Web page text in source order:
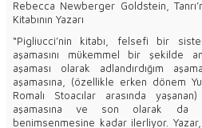
Rebecca Newberger Goldstein,
Kitabının Yazarı
“Pigliucci’nin kitabı, felsefi bir
aşamasını mükemmel bir şekilde
aşaması olarak adlandırdığım
aşamasına, (özellikle erken dönem
Romalı Stoacılar arasında
aşamasına ve son olarak da
benimsenmesine kadar ilerliyor.